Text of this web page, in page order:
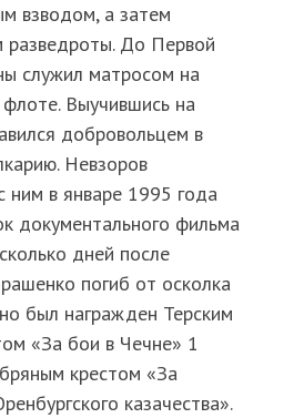
взводом, а затем
разведроты. До Первой
служил матросом на
Выучившись на
добровольцем в
Невзоров
ним в январе 1995 года
документального фильма
дней после
погиб от осколка
был награжден Терским
«За бои в Чечне» 1
крестом «За
казачества».